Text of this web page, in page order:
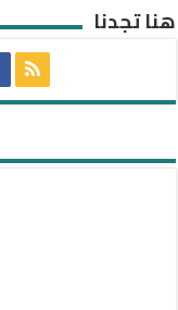
هنا تجدنا